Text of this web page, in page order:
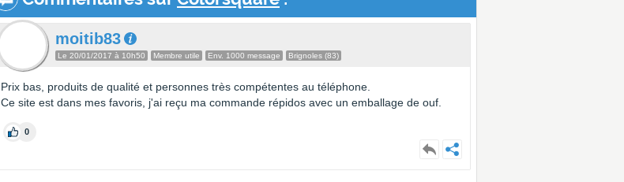
moitib83
Le 20/01/2017 à 10h50 Membre utile Env. 1000 message Brignoles (83)
Prix bas, produits de qualité et personnes très compétentes au téléphone.
Ce site est dans mes favoris, j'ai reçu ma commande répidos avec un emballage de ouf.
0